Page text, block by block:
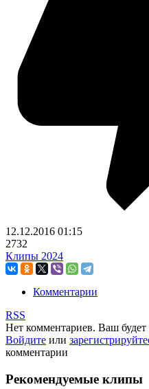
12.12.2016 01:15
2732
Клипы 2024
Комментарии
RSS
Нет комментариев. Ваш
Войдите или
комментарии
Рекомендуемые клипы